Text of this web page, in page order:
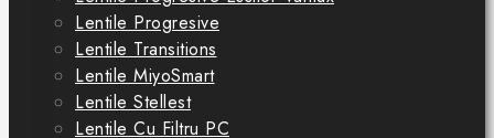
Lentile Progresive
Lentile Transitions
Lentile MiyoSmart
Lentile Stellest
Lentile Cu Filtru PC